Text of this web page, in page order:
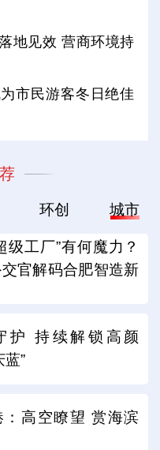
地见效 营商环境持
市民游客冬日绝佳
环创 城市
级工厂”有何魔力？
官解码合肥智造新
护 持续解锁高颜
蓝”
：高空瞭望 赏海滨